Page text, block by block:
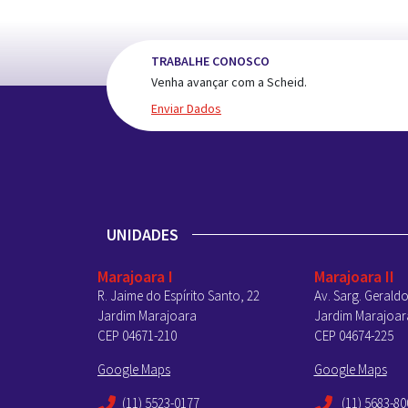
TRABALHE CONOSCO
Venha avançar com a Scheid.
Enviar Dados
UNIDADES
Marajoara I
R. Jaime do Espírito Santo, 22
Jardim Marajoara
CEP 04671-210
Google Maps
(11) 5523-0177
Marajoara II
Av. Sarg.
Jardim
CEP 04674-225
Google Maps
(11) 5683-